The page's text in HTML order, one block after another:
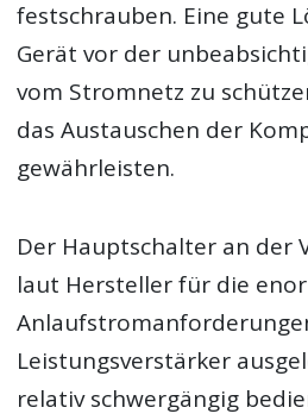
festschrauben. Eine gute
Gerät vor der
vom Stromnetz zu
das Austauschen der
gewährleisten.
Der Hauptschalter an der
laut Hersteller für die
Leistungsverstärker
relativ schwergängig